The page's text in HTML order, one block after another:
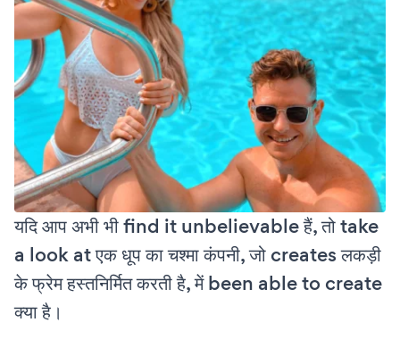
यदि आप अभी भी find it unbelievable हैं, तो take
a look at एक धूप का चश्मा कंपनी, जो creates लकड़ी
के फ्रेम हस्तनिर्मित करती है, में been able to create
क्या है।